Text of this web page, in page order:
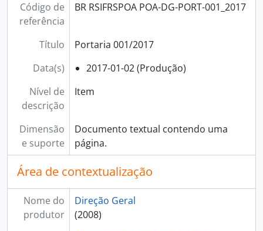
Código de
referência
BR RSIFRSPOA POA-DG-PORT-001_2017
Título
Portaria 001/2017
Data(s)
2017-01-02 (Produção)
Nível de
descrição
Item
Dimensão
e suporte
Documento textual contendo uma
página.
Área de contextualização
Nome do
produtor
Direção Geral
(2008)